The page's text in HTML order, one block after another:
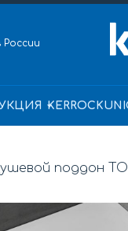
KERROCK
поддон